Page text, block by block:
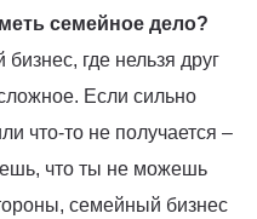
семейное дело?
где нельзя друг
Если сильно
что-то не получается –
что ты не можешь
семейный бизнес